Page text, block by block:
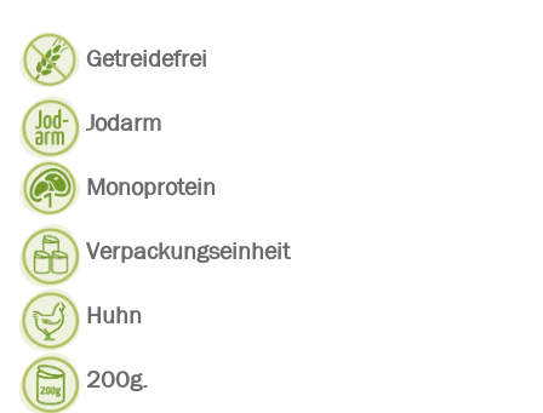
Getreidefrei
Jodarm
Monoprotein
Verpackungseinheit
Huhn
200g.